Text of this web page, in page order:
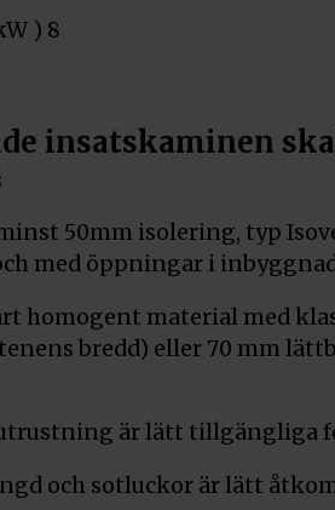
) 8
insatskaminen
50mm isolering, typ
med öppningar i
homogent material med
bredd) eller 70 mm
är lätt tillgängliga
och sotluckor är lätt